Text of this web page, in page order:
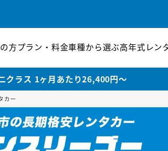
方プラン・料金車種から選ぶ高年式レン
クラス 1ヶ月あたり26,400円〜
カー